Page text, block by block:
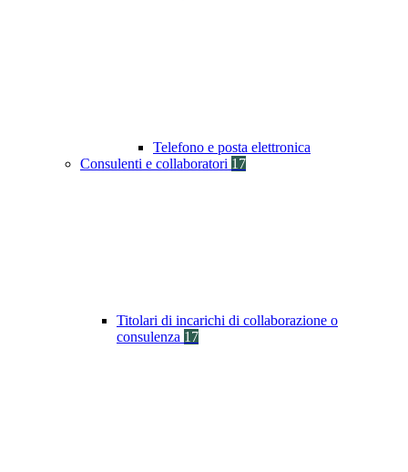
Telefono e posta elettronica
Consulenti e collaboratori 17
Titolari di incarichi di collaborazione o
consulenza 17